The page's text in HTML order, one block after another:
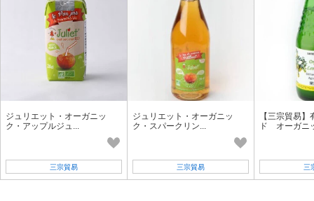
ジュリエット・オーガニッ
ク・アップルジュ...
三宗貿易
ジュリエット・オーガニッ
ク・スパークリン...
三宗貿易
【三宗貿易
ド オーガニ
三